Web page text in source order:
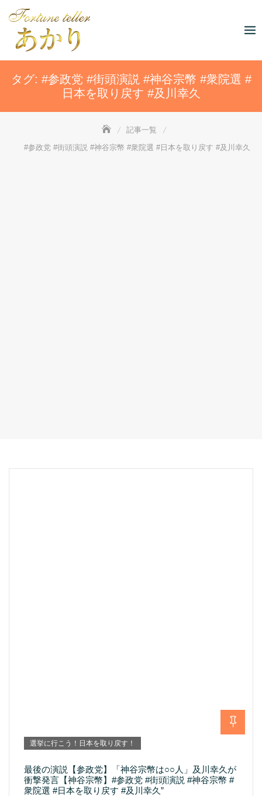
content
タグ: #参政党 #街頭演説 #神谷宗幣 #衆院選 #
日本を取り戻す #及川幸久
記事一覧
#参政党 #街頭演説 #神谷宗幣 #衆院選 #日本を取り戻す #及川幸久
選挙に行こう！日本を取り戻す！
最後の演説【参政党】「神谷宗幣は○○人」及川幸久が
衝撃発言【神谷宗幣】#参政党 #街頭演説 #神谷宗幣 #
衆院選 #日本を取り戻す #及川幸久”